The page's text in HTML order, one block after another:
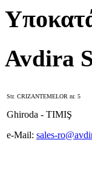
Avdira
Str. CRIZANTEMELOR nr. 5
Ghiroda - TIMIŞ
e-Mail: sales-